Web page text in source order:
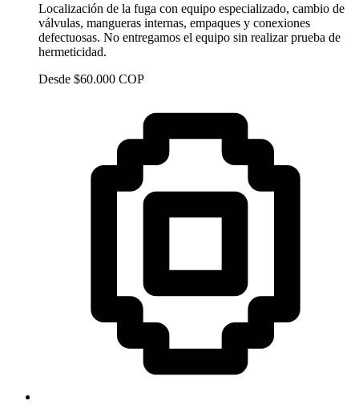
Localización de la fuga con equipo especializado, cambio de
válvulas, mangueras internas, empaques y conexiones
defectuosas. No entregamos el equipo sin realizar prueba de
hermeticidad.
Desde $60.000 COP